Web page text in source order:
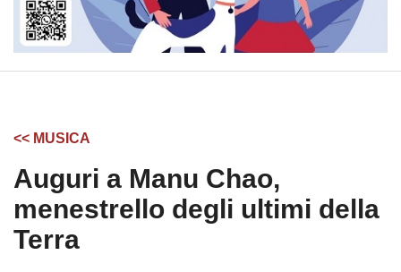
<< MUSICA
Auguri a Manu Chao,
menestrello degli ultimi della
Terra